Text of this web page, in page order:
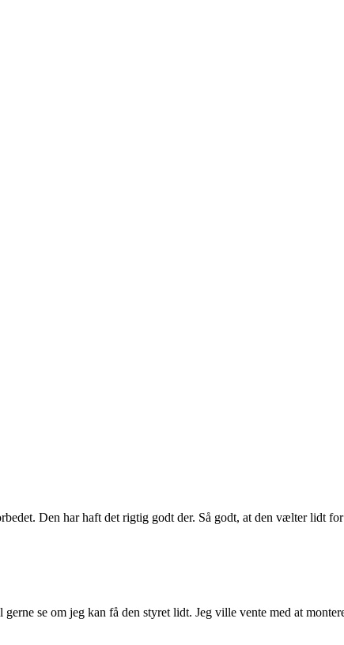
Den har haft det rigtig godt der. Så godt, at den vælter lidt
se om jeg kan få den styret lidt. Jeg ville vente med at